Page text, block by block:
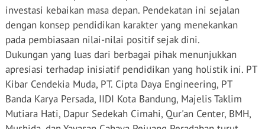
investasi kebaikan masa depan. Pendekatan ini sejalan
dengan konsep pendidikan karakter yang menekankan
pada pembiasaan nilai-nilai positif sejak dini.
Dukungan yang luas dari berbagai pihak menunjukkan
apresiasi terhadap inisiatif pendidikan yang holistik ini. PT
Kibar Cendekia Muda, PT. Cipta Daya Engineering, PT
Banda Karya Persada, IIDI Kota Bandung, Majelis Taklim
Mutiara Hati, Dapur Sedekah Cimahi, Qur'an Center, BMH,